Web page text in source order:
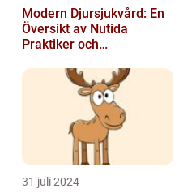
Modern Djursjukvård: En
Översikt av Nutida
Praktiker och
31 juli 2024